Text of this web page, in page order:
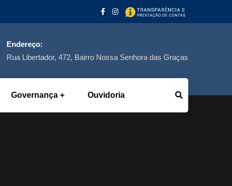
Endereço:
Rua Libertador, 472, Bairro Nossa Senhora das Graças
Governança Ouvidoria